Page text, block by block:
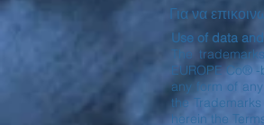
Για να
Use of data
The
EUROPE Co®
any form of
the
herein the